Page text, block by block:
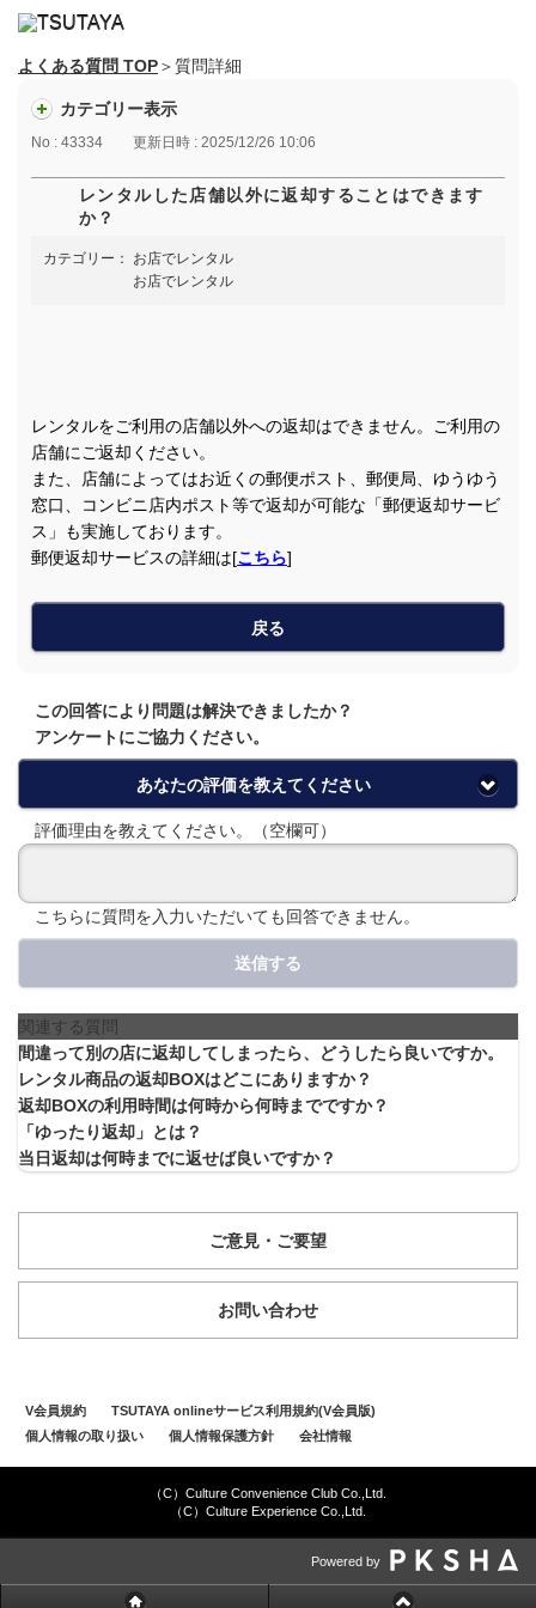
よくある質問 TOP＞質問詳細
カテゴリー表示
No : 43334 更新日時 : 2025/12/26 10:06
レンタルした店舗以外に返却することはできます
か？
カテゴリー：
お店でレンタル
お店でレンタル
レンタルをご利用の店舗以外への返却はできません。ご利用の
店舗にご返却ください。
また、店舗によってはお近くの郵便ポスト、郵便局、ゆうゆう
窓口、コンビニ店内ポスト等で返却が可能な「郵便返却サービ
ス」も実施しております。
郵便返却サービスの詳細は[こちら]
戻る
この回答により問題は解決できましたか？
アンケートにご協力ください。
あなたの評価を教えてください
評価理由を教えてください。（空欄可）
こちらに質問を入力いただいても回答できません。
送信する
関連する質問
間違って別の店に返却してしまったら、どうしたら良いですか。
レンタル商品の返却BOXはどこにありますか？
返却BOXの利用時間は何時から何時までですか？
「ゆったり返却」とは？
当日返却は何時までに返せば良いですか？
ご意見・ご要望
お問い合わせ
V会員規約
TSUTAYA onlineサービス利用規約(V会員版)
個人情報の取り扱い
個人情報保護方針 会社情報
（C）Culture Convenience Club Co.,Ltd.
（C）Culture Experience Co.,Ltd.
Powered by